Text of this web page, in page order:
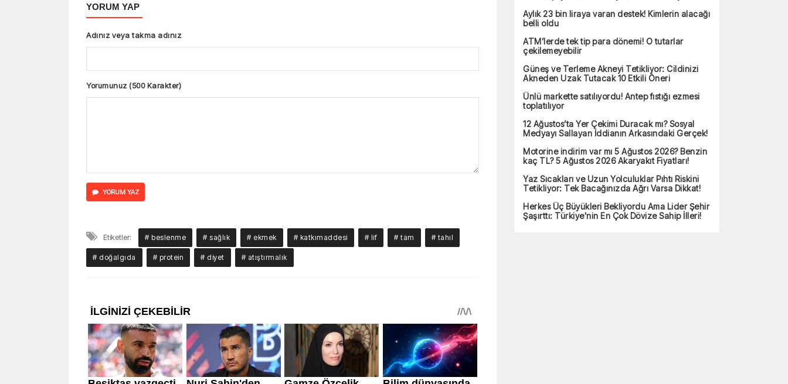
YORUM YAP
Adınız veya takma adınız
Yorumunuz (500 Karakter)
YORUM YAZ
Etiketler: # beslenme # sağlık # ekmek # katkımaddesi # lif # tam # tahıl
# doğalgıda # protein # diyet # atıştırmalık
Aylık 23 bin liraya varan destek! Kimlerin alacağı
belli oldu
ATM’lerde tek tip para dönemi! O tutarlar
çekilemeyebilir
Güneş ve Terleme Akneyi Tetikliyor: Cildinizi
Akneden Uzak Tutacak 10 Etkili Öneri
Ünlü markette satılıyordu! Antep fıstığı ezmesi
toplatılıyor
12 Ağustos’ta Yer Çekimi Duracak mı? Sosyal
Medyayı Sallayan İddianın Arkasındaki Gerçek!
Motorine indirim var mı 5 Ağustos 2026? Benzin
kaç TL? 5 Ağustos 2026 Akaryakıt Fiyatları!
Yaz Sıcakları ve Uzun Yolculuklar Pıhtı Riskini
Tetikliyor: Tek Bacağınızda Ağrı Varsa Dikkat!
Herkes Üç Büyükleri Bekliyordu Ama Lider Şehir
Şaşırttı: Türkiye'nin En Çok Dövize Sahip İlleri!